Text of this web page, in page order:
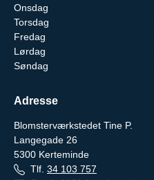
Onsdag
Torsdag
Fredag
Lørdag
Søndag
Adresse
Blomsterværkstedet Tine P.
Langegade 26
5300 Kerteminde
Tlf. 34 103 757